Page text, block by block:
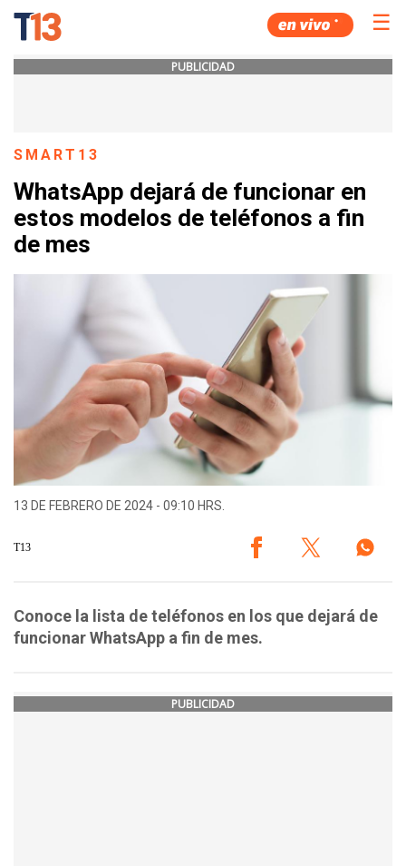
☰
PUBLICIDAD
SMART13
WhatsApp dejará de funcionar en
estos modelos de teléfonos a fin
de mes
13 DE FEBRERO DE 2024 - 09:10 HRS.
T13
Conoce la lista de teléfonos en los que dejará de
funcionar WhatsApp a fin de mes.
PUBLICIDAD